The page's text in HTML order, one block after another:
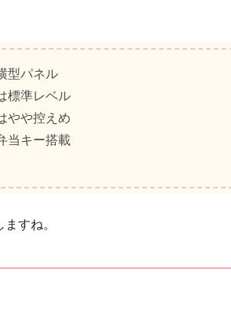
型パネル
標準レベル
やや控えめ
当キー搭載
すね。